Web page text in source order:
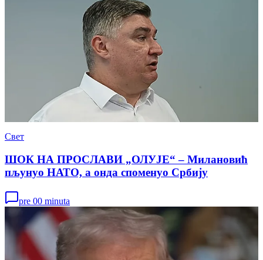
Свет
ШОК НА ПРОСЛАВИ „ОЛУЈЕ“ – Милановић
пљунуо НАТО, а онда споменуо Србију
pre 00 minuta